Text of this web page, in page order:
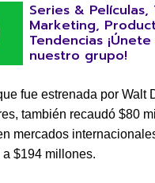
Series & Películas,
Marketing,
Tendencias ¡Únete
nuestro grupo!
fue estrenada por Walt
también recaudó $80
mercados
$194 millones.